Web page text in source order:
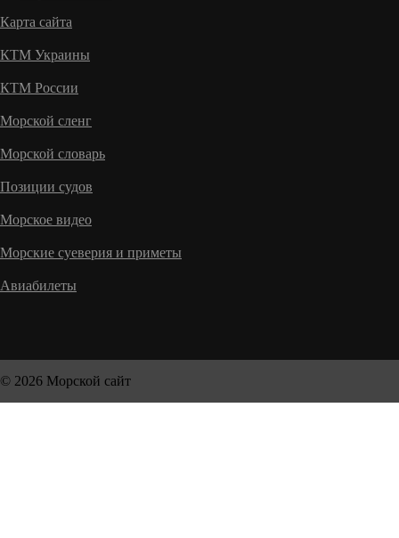
Карта сайта
КТМ Украины
КТМ России
Морской сленг
Морской словарь
Позиции судов
Морское видео
Морские суеверия и приметы
Авиабилеты
© 2026 Морской сайт